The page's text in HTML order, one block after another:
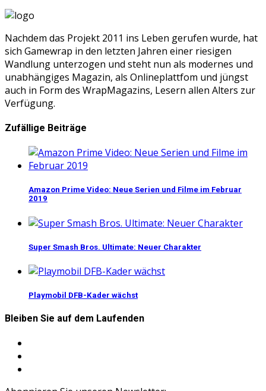
Nachdem das Projekt 2011 ins Leben gerufen wurde, hat
sich Gamewrap in den letzten Jahren einer riesigen
Wandlung unterzogen und steht nun als modernes und
unabhängiges Magazin, als Onlineplattfom und jüngst
auch in Form des WrapMagazins, Lesern allen Alters zur
Verfügung.
Zufällige Beiträge
Amazon Prime Video: Neue Serien und Filme im Februar
2019
Super Smash Bros. Ultimate: Neuer Charakter
Playmobil DFB-Kader wächst
Bleiben Sie auf dem Laufenden